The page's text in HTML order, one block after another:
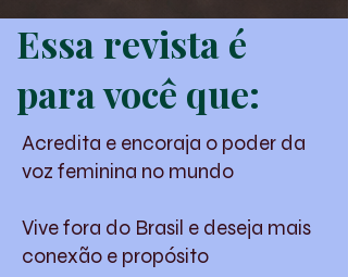
Essa revista é
para você que:
Acredita e encoraja o poder da
voz feminina no mundo
Vive fora do Brasil e deseja mais
conexão e propósito